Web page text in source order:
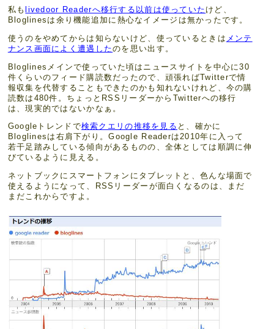
私も livedoor Readerへ移行する以前は使っていた けど、
Bloglinesは余り機能追加に熱心なイメージは無かったです。
使うのをやめてからは知らないけど、使っているときは メンテ
ナンス画面によく遭遇したのを思い出す。
Bloglinesメインで使っていた頃はニュースサイトを中心に30
件くらいのフィード購読数だったので、頑張ればTwitterで情
報収集を代替することもできたのかも知れないけれど、今の購
読数は480件。ちょっとRSSリーダーからTwitterへの移行
は、現実的ではないかなぁ。
Googleトレンドで検索クエリの推移を見る と、確かに
Bloglinesは右肩下がり。Google Readerは2010年に入って
若干足踏みしている傾向があるものの、全体としては順調に伸
びているように見える。
ネットブックにスマートフォンにタブレットと、色んな場面で
使えるようになって、RSSリーダーが面白くなるのは、まだ
まだこれからですよ。